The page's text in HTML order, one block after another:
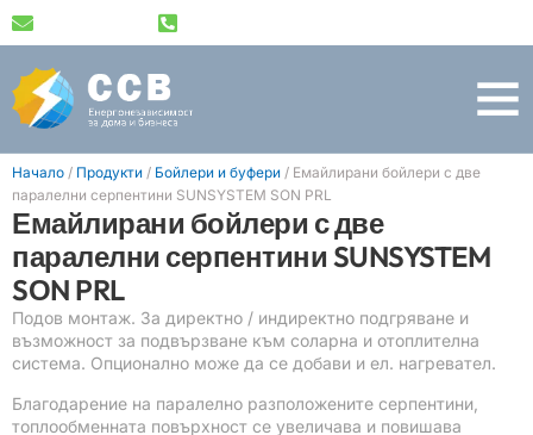
Начало / Продукти / Бойлери и буфери / Емайлирани бойлери с две
паралелни серпентини SUNSYSTEM SОN PRL
Емайлирани бойлери с две
паралелни серпентини SUNSYSTEM
SОN PRL
Подов монтаж. За директно / индиректно подгряване и
възможност за подвързване към соларна и отоплителна
система. Опционално може да се добави и ел. нагревател.
Благодарение на паралелно разположените серпентини,
топлообменната повърхност се увеличава и повишава